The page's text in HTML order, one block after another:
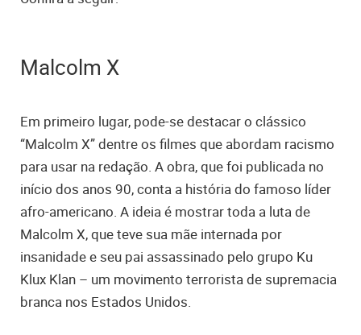
Malcolm X
Em primeiro lugar, pode-se destacar o clássico
“Malcolm X” dentre os filmes que abordam racismo
para usar na redação. A obra, que foi publicada no
início dos anos 90, conta a história do famoso líder
afro-americano. A ideia é mostrar toda a luta de
Malcolm X, que teve sua mãe internada por
insanidade e seu pai assassinado pelo grupo Ku
Klux Klan – um movimento terrorista de supremacia
branca nos Estados Unidos.